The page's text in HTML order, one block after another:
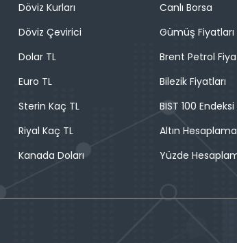
Döviz Kurları
Döviz Çevirici
Dolar TL
Euro TL
Sterin Kaç TL
Riyal Kaç TL
Kanada Doları
Canlı Borsa
Gümüş Fiyatları
Brent Petrol
Bilezik Fiyatları
BIST 100 Endeksi
Altın Hesaplama
Yüzde